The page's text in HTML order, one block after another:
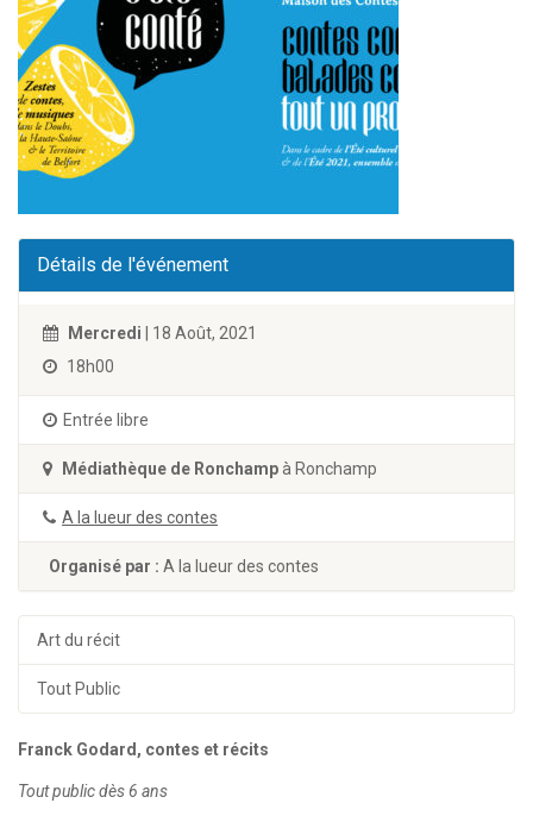
Détails de l'événement
Mercredi | 18 Août, 2021
18h00
Entrée libre
Médiathèque de Ronchampà Ronchamp
A la lueur des contes
Organisé par : A la lueur des contes
Art du récit
Tout Public
Franck Godard, contes et récits
Tout public dès 6 ans